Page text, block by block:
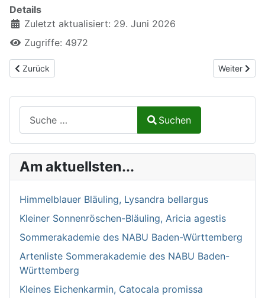
Details
Zuletzt aktualisiert: 29. Juni 2026
Zugriffe: 4972
Vorheriger Beitrag: Rotkragen-Flechtenbärchen, Atolmis
Zurück Nächster
Weiter
Suchen
Am aktuellsten...
Himmelblauer Bläuling, Lysandra bellargus
Kleiner Sonnenröschen-Bläuling, Aricia agestis
Sommerakademie des NABU Baden-Württemberg
Artenliste Sommerakademie des NABU Baden-
Württemberg
Kleines Eichenkarmin, Catocala promissa